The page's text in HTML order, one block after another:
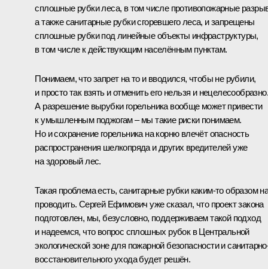
сплошные рубки леса, в том числе противопожарные
а также санитарные рубки сгоревшего леса, и запрещены
сплошные рубки под линейные объекты инфраструктуры,
в том числе к действующим населённым пунктам.
Понимаем, что запрет на то и вводился, чтобы не рубили,
и просто так взять и отменить его нельзя и нецелесообразно.
А разрешение вырубки горельника вообще может привести
к умышленным поджогам – мы такие риски понимаем.
Но и сохранение горельника на корню влечёт опасность
распространения шелкопряда и других вредителей уже
на здоровый лес.
Такая проблема есть, санитарные рубки каким-то образом
проводить. Сергей Ефимович уже сказал, что проект закона
подготовлен, мы, безусловно, поддерживаем такой подход
и надеемся, что вопрос сплошных рубок в Центральной
экологической зоне для пожарной безопасности и
восстановительного ухода будет решён.